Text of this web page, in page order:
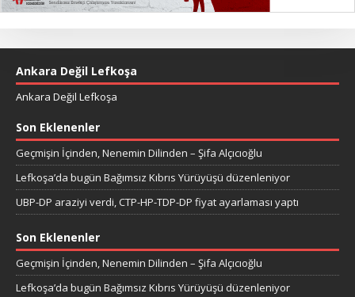
Ankara Değil Lefkoşa
Ankara Değil Lefkoşa
Son Eklenenler
Geçmişin İçinden, Nenemin Dilinden – Şifa Alçıcıoğlu
Lefkoşa’da bugün Bağımsız Kıbrıs Yürüyüşü düzenleniyor
UBP-DP araziyi verdi, CTP-HP-TDP-DP fiyat ayarlaması yaptı
Son Eklenenler
Geçmişin İçinden, Nenemin Dilinden – Şifa Alçıcıoğlu
Lefkoşa’da bugün Bağımsız Kıbrıs Yürüyüşü düzenleniyor